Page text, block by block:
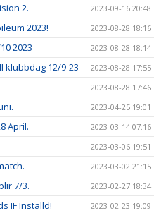
2. 2023-09-16 20:48
2023! 2023-08-28 18:16
2023 2023-08-28 18:14
klubbdag 12/9-23 2023-08-28 17:55
2023-08-28 17:46
2023-04-25 19:01
April. 2023-03-14 07:16
2023-03-06 19:51
2023-03-02 21:15
7/3. 2023-02-27 18:34
IF Inställd!
2023-02-23 19:09